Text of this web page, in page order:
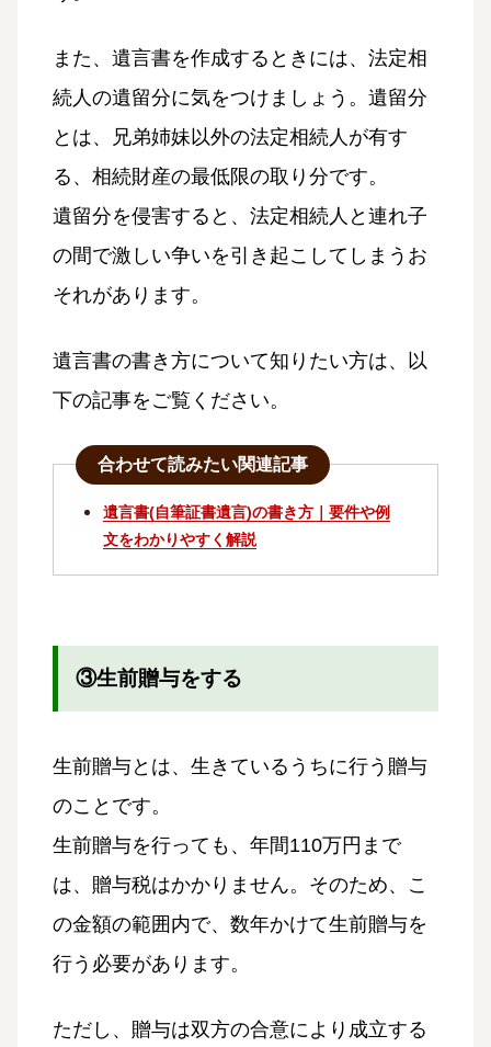
また、遺言書を作成するときには、法定相
続人の遺留分に気をつけましょう。遺留分
とは、兄弟姉妹以外の法定相続人が有す
る、相続財産の最低限の取り分です。
遺留分を侵害すると、法定相続人と連れ子
の間で激しい争いを引き起こしてしまうお
それがあります。
遺言書の書き方について知りたい方は、以
下の記事をご覧ください。
合わせて読みたい関連記事
遺言書(自筆証書遺言)の書き方｜要件や例
文をわかりやすく解説
③生前贈与をする
生前贈与とは、生きているうちに行う贈与
のことです。
生前贈与を行っても、年間110万円まで
は、贈与税はかかりません。そのため、こ
の金額の範囲内で、数年かけて生前贈与を
行う必要があります。
ただし、贈与は双方の合意により成立する